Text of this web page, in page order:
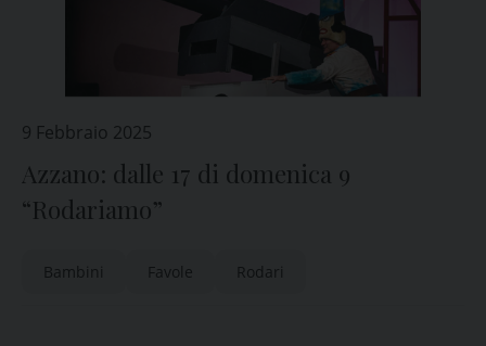
9 Febbraio 2025
Azzano: dalle 17 di domenica 9
“Rodariamo”
Bambini Favole Rodari